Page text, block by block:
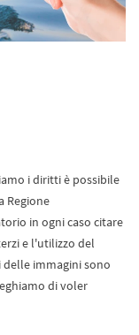
i diritti è possibile
Regione
in ogni caso citare
e l'utilizzo del
immagini sono
di voler